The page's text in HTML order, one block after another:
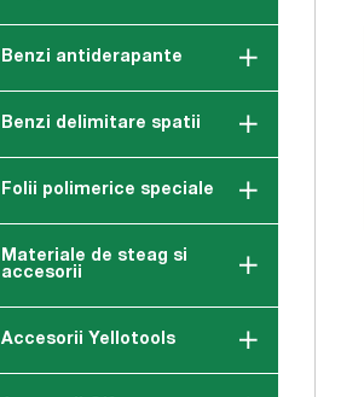
Benzi antiderapante
Benzi delimitare spatii
Folii polimerice speciale
Materiale de steag si
accesorii
Accesorii Yellotools